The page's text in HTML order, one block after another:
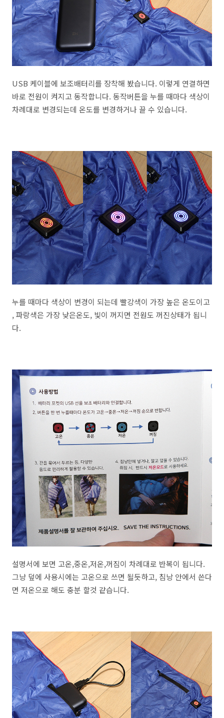
USB 케이블에 보조배터리를 장착해 봤습니다. 이렇게 연결하면
바로 전원이 켜지고 동작합니다. 동작버튼을 누를 때마다 색상이
차례대로 변경되는데 온도를 변경하거나 끌 수 있습니다.
누를 때마다 색상이 변경이 되는데 빨강색이 가장 높은 온도이고
, 파랑색은 가장 낮은온도, 빛이 꺼지면 전원도 꺼진상태가 됩니
다.
설명서에 보면 고온,중온,저온,꺼짐이 차례대로 반복이 됩니다.
그냥 덮에 사용시에는 고온으로 쓰면 될듯하고, 침낭 안에서 쓴다
면 저온으로 해도 충분 할것 같습니다.